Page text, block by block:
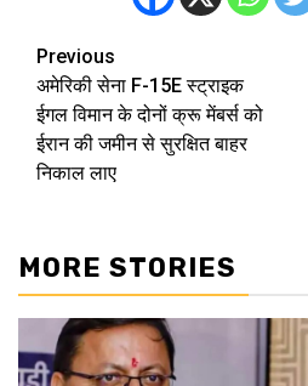
Post
navigation
Previous
अमेरिकी सेना F-15E स्ट्राइक
ईगल विमान के दोनों क्रू मेंबर्स को
ईरान की जमीन से सुरक्षित बाहर
निकाल लाए
MORE STORIES